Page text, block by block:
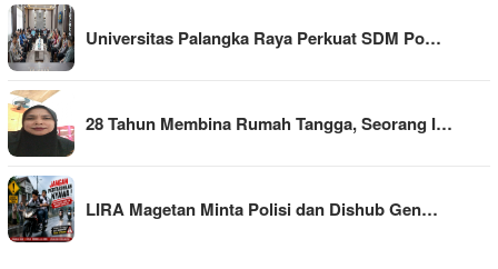
Universitas Palangka Raya Perkuat SDM Po…
28 Tahun Membina Rumah Tangga, Seorang I…
LIRA Magetan Minta Polisi dan Dishub Gen…